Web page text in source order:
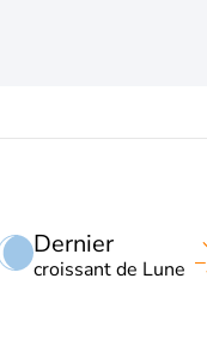
Dernier
croissant de Lune